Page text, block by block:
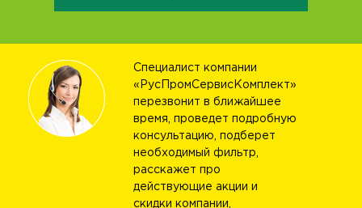
Специалист компании
«РусПромСервисКомплект»
перезвонит в ближайшее
время, проведет подробную
консультацию, подберет
необходимый фильтр,
расскажет про
действующие акции и
скидки компании,